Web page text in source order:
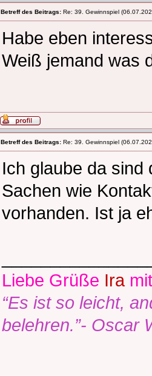
Betreff des Beitrags: Re: 39. Gewinnspiel
Habe eben
Weiß jemand was
Betreff des Beitrags: Re: 39. Gewinnspiel
Ich glaube da sind
Sachen wie
vorhanden. Ist ja
Liebe Grüße Ira
“Es ist so leicht,
belehren.”- Oscar